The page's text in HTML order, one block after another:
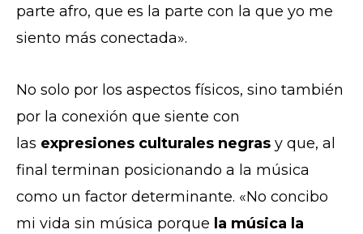
parte afro, que es la parte con la que yo me
siento más conectada».
No solo por los aspectos físicos, sino también
por la conexión que siente con
las expresiones culturales negras y que, al
final terminan posicionando a la música
como un factor determinante. «No concibo
mi vida sin música porque la música la